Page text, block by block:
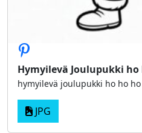
Hymyilevä Joulupukki
hymyilevä joulupukki ho ho
JPG